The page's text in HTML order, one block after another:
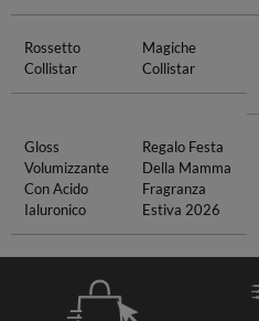
Rossetto
Collistar
Magiche
Collistar
Gloss
Volumizzante
Con Acido
Ialuronico
Regalo Festa
Della Mamma
Fragranza
Estiva 2026